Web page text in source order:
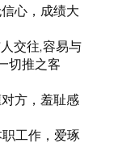
心，成绩大
交往,容易与
切推之客
方，羞耻感
工作，爱琢